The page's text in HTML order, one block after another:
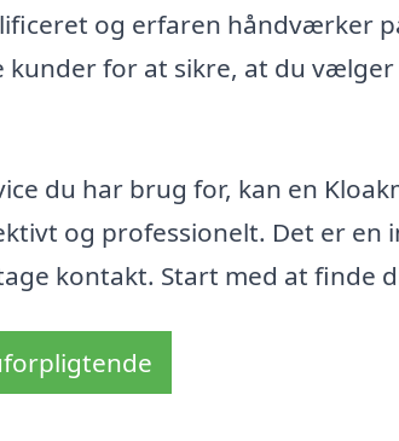
og erfaren håndværker
for at sikre, at du vælger
du har brug for, kan en
og professionelt. Det er en
kontakt. Start med at finde